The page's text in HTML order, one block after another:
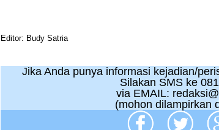
Editor: Budy Satria
Jika Anda punya informasi kejadian/
Silakan SMS ke
via EMAIL:
(mohon dilampirkan